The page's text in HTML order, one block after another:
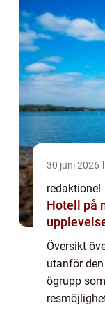
30 juni 2026
redaktionel
Hotell på
Översikt
utanför
ögrupp